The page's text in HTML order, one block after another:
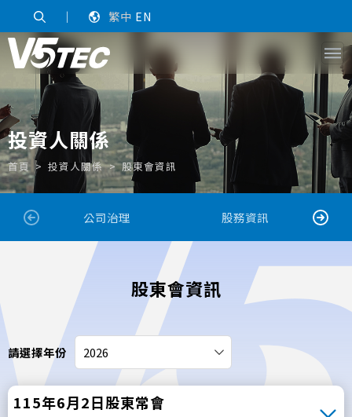
｜ 繁中 EN
投資人關係
首頁 投資人關係 股東會資訊
公司治理 股務資訊
股東會資訊
請選擇年份
115年6月2日股東常會